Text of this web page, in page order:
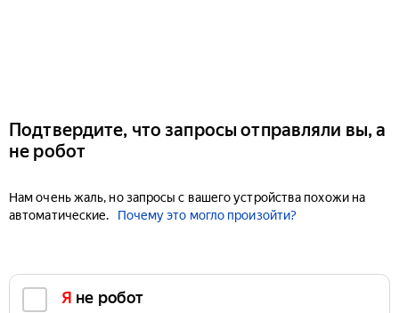
Подтвердите, что запросы отправляли вы, а
не робот
Нам очень жаль, но запросы с вашего устройства похожи на
автоматические.
Почему это могло произойти?
Я не робот